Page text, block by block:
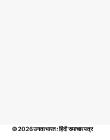
© 2026उगता भारत : हिंदी समाचार पत्र